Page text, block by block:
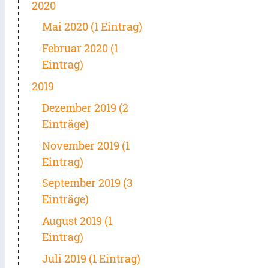
2020
Mai 2020 (1 Eintrag)
Februar 2020 (1
Eintrag)
2019
Dezember 2019 (2
Einträge)
November 2019 (1
Eintrag)
September 2019 (3
Einträge)
August 2019 (1
Eintrag)
Juli 2019 (1 Eintrag)